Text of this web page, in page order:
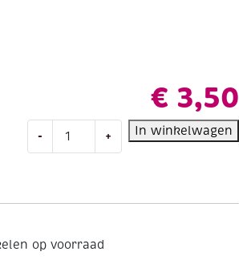
€ 3,50
-
Metaalfolie/relieffolie,
+ In winkelwagen
op voorraad